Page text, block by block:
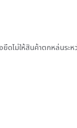
ม่ให้สินค้าตกหล่นระห